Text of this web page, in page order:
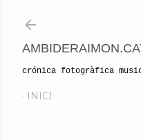
crónica fotogràfica
INICI